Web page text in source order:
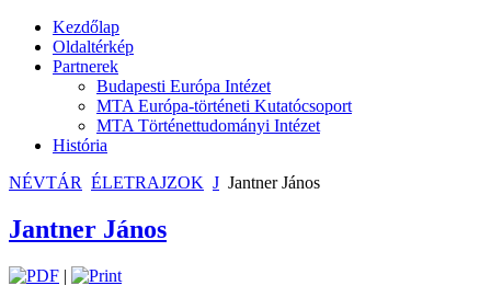
Kezdőlap
Oldaltérkép
Partnerek
Budapesti Európa Intézet
MTA Európa-történeti Kutatócsoport
MTA Történettudományi Intézet
História
NÉVTÁR ÉLETRAJZOK J Jantner János
Jantner János
|